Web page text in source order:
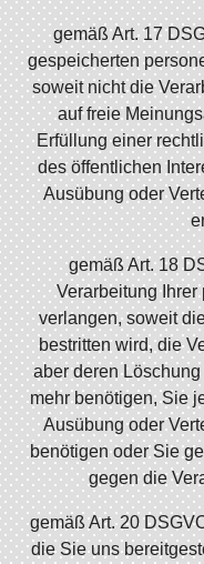
gemäß Art. 17
gespeicherten
soweit nicht die
auf freie
Erfüllung einer
des öffentlichen
Ausübung oder
gemäß Art. 18
Verarbeitung
verlangen, soweit
bestritten wird, die
aber deren
mehr benötigen, Sie
Ausübung oder
benötigen oder Sie
gegen die
gemäß Art. 20
die Sie uns